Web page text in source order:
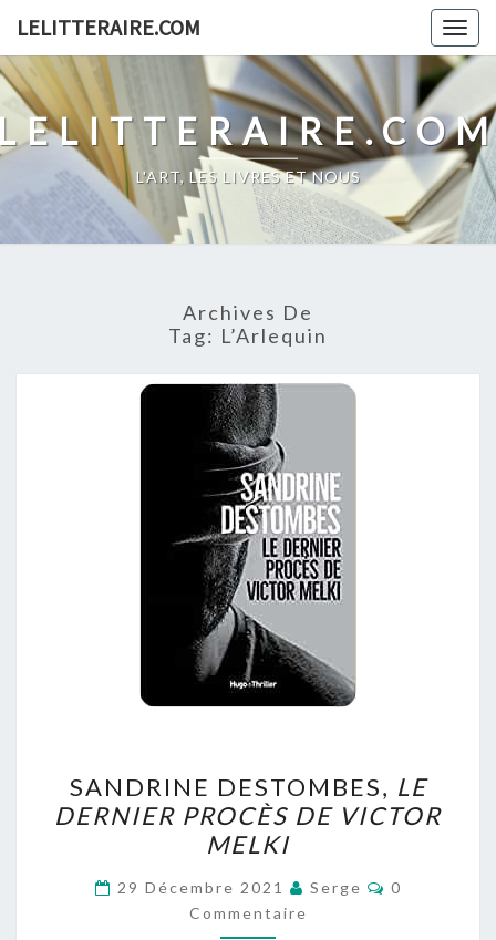
content
LELITTERAIRE.COM
L'ART, LES LIVRES ET NOUS
Archives De
Tag: L’Arlequin
DESTOMBES,
LE
DERNIER
PROCÈS
DE
SANDRINE DESTOMBES, LE
DERNIER PROCÈS DE VICTOR
MELKI
29 Décembre 2021 Serge
0
Commentaire